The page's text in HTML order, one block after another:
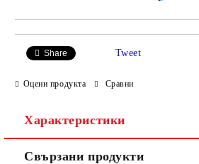
Share Tweet
Оцени продукта Сравни
Характеристики
Свързани продукти